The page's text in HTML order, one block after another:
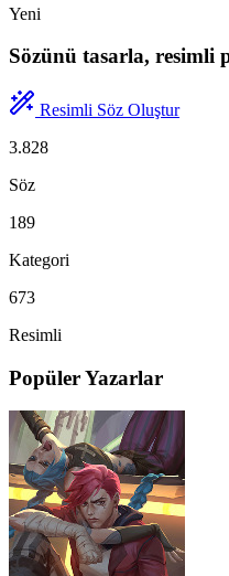
Yeni
Sözünü tasarla, resimli
Resimli Söz Oluştur
3.828
Söz
189
Kategori
673
Resimli
Popüler Yazarlar